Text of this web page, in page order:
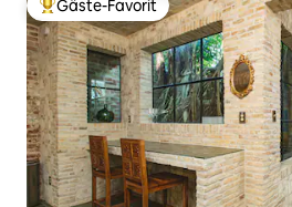
Beliebter Gäste-Favorit.
Gäste-Favorit